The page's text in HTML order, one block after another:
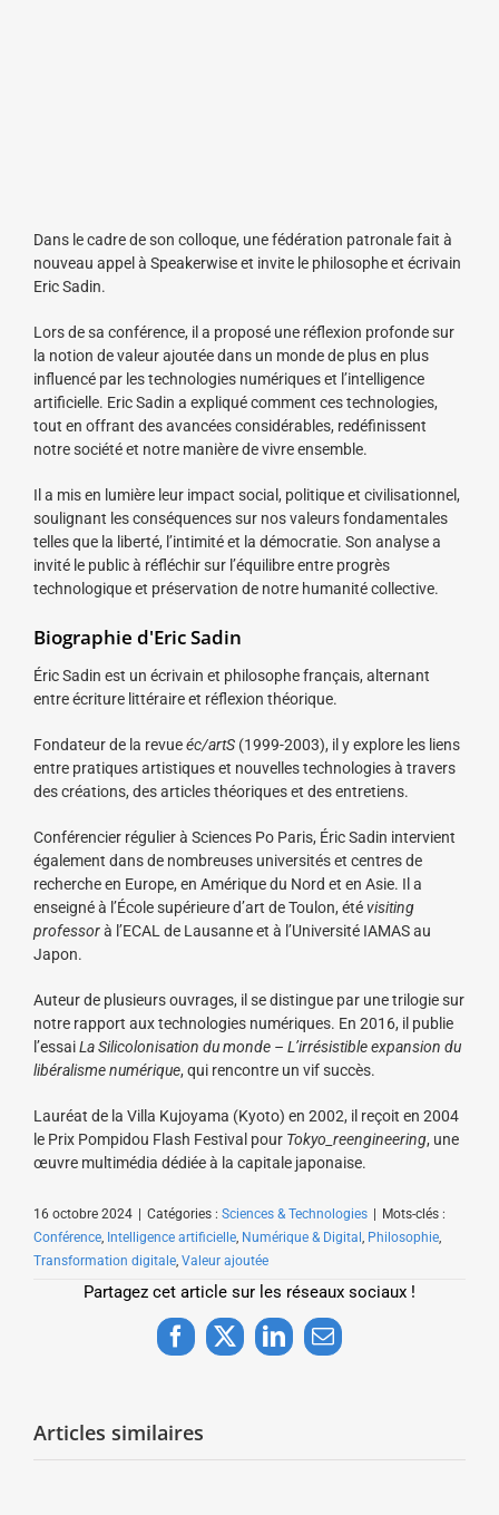
Dans le cadre de son colloque, une fédération patronale fait à
nouveau appel à Speakerwise et invite le philosophe et écrivain
Eric Sadin.
Lors de sa conférence, il a proposé une réflexion profonde sur
la notion de valeur ajoutée dans un monde de plus en plus
influencé par les technologies numériques et l’intelligence
artificielle. Eric Sadin a expliqué comment ces technologies,
tout en offrant des avancées considérables, redéfinissent
notre société et notre manière de vivre ensemble.
Il a mis en lumière leur impact social, politique et civilisationnel,
soulignant les conséquences sur nos valeurs fondamentales
telles que la liberté, l’intimité et la démocratie. Son analyse a
invité le public à réfléchir sur l’équilibre entre progrès
technologique et préservation de notre humanité collective.
Biographie d'Eric Sadin
Éric Sadin est un écrivain et philosophe français, alternant
entre écriture littéraire et réflexion théorique.
Fondateur de la revueéc/artS (1999-2003), il y explore les liens
entre pratiques artistiques et nouvelles technologies à travers
des créations, des articles théoriques et des entretiens.
Conférencier régulier à Sciences Po Paris, Éric Sadin intervient
également dans de nombreuses universités et centres de
recherche en Europe, en Amérique du Nord et en Asie. Il a
enseigné à l’École supérieure d’art de Toulon, étévisiting
professorà l’ECAL de Lausanne et à l’Université IAMAS au
Japon.
Auteur de plusieurs ouvrages, il se distingue par une trilogie sur
notre rapport aux technologies numériques. En 2016, il publie
l’essaiLa Silicolonisation du monde – L’irrésistible expansion du
libéralisme numérique, qui rencontre un vif succès.
Lauréat de la Villa Kujoyama (Kyoto) en 2002, il reçoit en 2004
le Prix Pompidou Flash Festival pour Tokyo_reengineering, une
œuvre multimédia dédiée à la capitale japonaise.
16 octobre 2024 Catégories : Sciences & Technologies
Mots-clés :
Conférence, Intelligence artificielle, Numérique & Digital , Philosophie,
Transformation digitale, Valeur ajoutée
Partagez cet article sur les réseaux sociaux !
Facebook
X LinkedInEmail
Articles similaires